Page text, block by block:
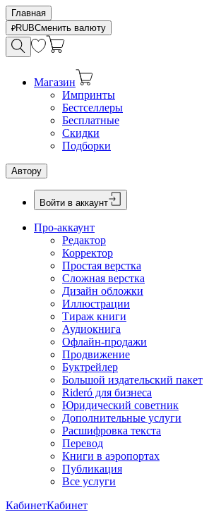
Главная
RUBСменить валюту
Магазин
Импринты
Бестселлеры
Бесплатные
Скидки
Подборки
Автору
Войти в аккаунт
Про-аккаунт
Редактор
Корректор
Простая верстка
Сложная верстка
Дизайн обложки
Иллюстрации
Тираж книги
Аудиокнига
Офлайн-продажи
Продвижение
Буктрейлер
Большой издательский пакет
Rideró для бизнеса
Юридический советник
Дополнительные услуги
Расшифровка текста
Перевод
Книги в аэропортах
Публикация
Все услуги
КабинетКабинет